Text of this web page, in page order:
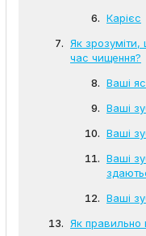
Карієс
Як
час чищення?
Ваші
Ваші
Ваші
Ваші
Ваші
Як правильно